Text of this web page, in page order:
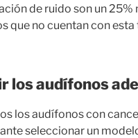
de ruido son un
que no cuentan con
los audífonos
los audífonos con
seleccionar un